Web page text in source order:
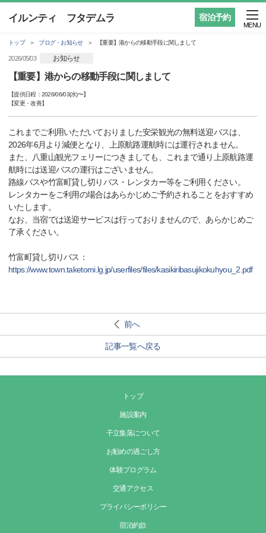
宿泊予約
イルンティ フタデムラ
MENU
トップ ブログ・お知らせ 【重要】港からの移動手段に関しまして
2026/05/03 お知らせ
【重要】港からの移動手段に関しまして
【提供日程： 2026/06/03(水)〜】
【変更・改善】
これまでご利用いただいておりました安栄観光の無料送迎バスは、
2026年6月より減便となり、上原航路運航時には運行されません。
また、八重山観光フェリーにつきましても、これまで通り上原航路運
航時には送迎バスの運行はございません。
路線バスや竹富町貸し切りバス・レンタカー等をご利用ください。
レンタカーをご利用の場合はあらかじめご予約されることをおすすめ
いたします。
なお、当宿では送迎サービスは行っておりませんので、あらかじめご
了承ください。
竹富町貸し切りバス：
https://www.town.taketomi.lg.jp/userfiles/files/kasikiribasujikokuhyou_2.pdf
前へ
記事一覧へ戻る
トップ
施設案内
干立集落について
お勧めの過ごし方
体験プログラム
交通アクセス
プライバシーポリシー
宿泊約款